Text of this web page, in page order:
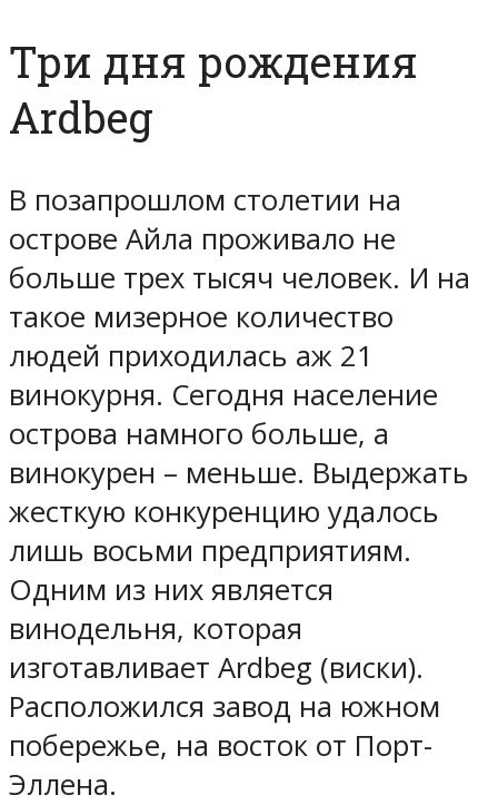
Три дня рождения
Ardbeg
В позапрошлом столетии на
острове Айла проживало не
больше трех тысяч человек. И на
такое мизерное количество
людей приходилась аж 21
винокурня. Сегодня население
острова намного больше, а
винокурен – меньше. Выдержать
жесткую конкуренцию удалось
лишь восьми предприятиям.
Одним из них является
винодельня, которая
изготавливает Ardbeg (виски).
Расположился завод на южном
побережье, на восток от Порт-
Эллена.